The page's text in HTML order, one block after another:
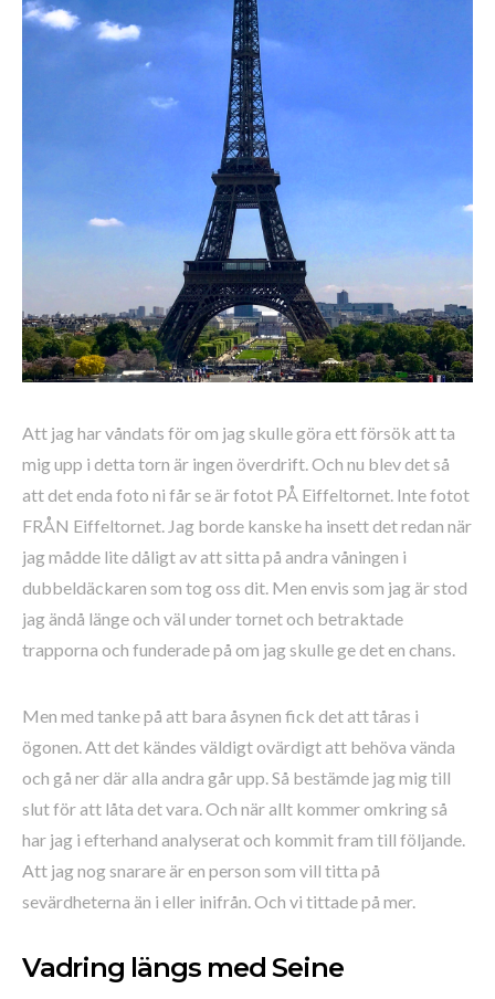
Att jag har våndats för om jag skulle göra ett försök att ta
mig upp i detta torn är ingen överdrift. Och nu blev det så
att det enda foto ni får se är fotot PÅ Eiffeltornet. Inte fotot
FRÅN Eiffeltornet. Jag borde kanske ha insett det redan när
jag mådde lite dåligt av att sitta på andra våningen i
dubbeldäckaren som tog oss dit. Men envis som jag är stod
jag ändå länge och väl under tornet och betraktade
trapporna och funderade på om jag skulle ge det en chans.
Men med tanke på att bara åsynen fick det att tåras i
ögonen. Att det kändes väldigt ovärdigt att behöva vända
och gå ner där alla andra går upp. Så bestämde jag mig till
slut för att låta det vara. Och när allt kommer omkring så
har jag i efterhand analyserat och kommit fram till följande.
Att jag nog snarare är en person som vill titta på
sevärdheterna än i eller inifrån. Och vi tittade på mer.
Vadring längs med Seine